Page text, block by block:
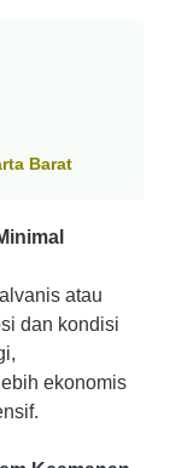
Barat
atau
dan kondisi
ekonomis